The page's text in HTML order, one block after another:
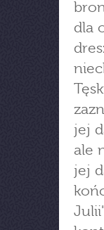
dla
jej
ale
jej